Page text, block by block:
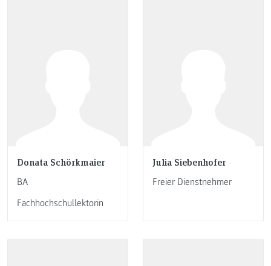
Donata Schörkmaier
BA
Fachhochschullektorin
Julia Siebenhofer
Freier Dienstnehmer